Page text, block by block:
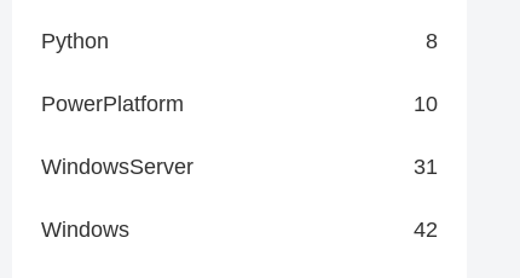
Python 8
PowerPlatform 10
WindowsServer 31
Windows 42